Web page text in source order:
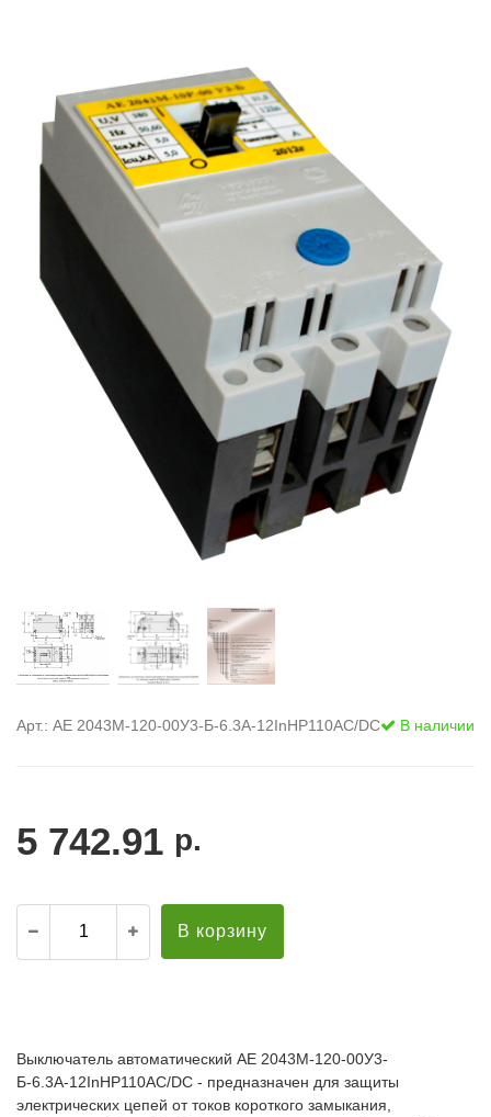
Стремянки с
Стремянки с
опорой
Ширмы
РЗА (шторы)
Штендеры
Щиты
диэлектрические
Арт.: АЕ 2043М-120-00У3-Б-6.3А-12InНР110AC/DC В наличии
5 742.91 р.
В корзину
Выключатель автоматический АЕ 2043М-120-00У3-
Б-6.3А-12InНР110AC/DC - предназначен для защиты
электрических цепей от токов короткого замыкания,